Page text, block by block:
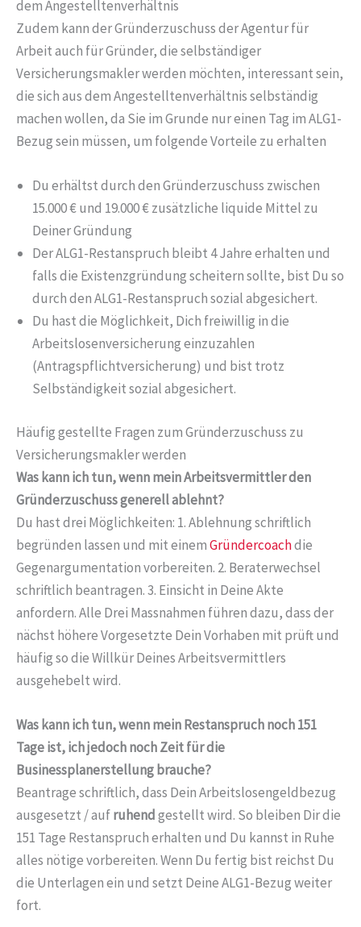
dem Angestelltenverhältnis
Zudem kann der Gründerzuschuss der Agentur für
Arbeit auch für Gründer, die selbständiger
Versicherungsmakler werden möchten, interessant sein,
die sich aus dem Angestelltenverhältnis selbständig
machen wollen, da Sie im Grunde nur einen Tag im ALG1-
Bezug sein müssen, um folgende Vorteile zu erhalten
Du erhältst durch den Gründerzuschuss zwischen
15.000 € und 19.000 € zusätzliche liquide Mittel zu
Deiner Gründung
Der ALG1-Restanspruch bleibt 4 Jahre erhalten und
falls die Existenzgründung scheitern sollte, bist Du so
durch den ALG1-Restanspruch sozial abgesichert.
Du hast die Möglichkeit, Dich freiwillig in die
Arbeitslosenversicherung einzuzahlen
(Antragspflichtversicherung) und bist trotz
Selbständigkeit sozial abgesichert.
Häufig gestellte Fragen zum Gründerzuschuss zu
Versicherungsmakler werden
Was kann ich tun, wenn mein Arbeitsvermittler den
Gründerzuschuss generell ablehnt?
Du hast drei Möglichkeiten: 1. Ablehnung schriftlich
begründen lassen und mit einemGründercoachdie
Gegenargumentation vorbereiten. 2. Beraterwechsel
schriftlich beantragen. 3. Einsicht in Deine Akte
anfordern. Alle Drei Massnahmen führen dazu, dass der
nächst höhere Vorgesetzte Dein Vorhaben mit prüft und
häufig so die Willkür Deines Arbeitsvermittlers
ausgehebelt wird.
Was kann ich tun, wenn mein Restanspruch noch 151
Tage ist, ich jedoch noch Zeit für die
Businessplanerstellung brauche?
Beantrage schriftlich, dass Dein Arbeitslosengeldbezug
ausgesetzt / aufruhendgestellt wird. So bleiben Dir die
151 Tage Restanspruch erhalten und Du kannst in Ruhe
alles nötige vorbereiten. Wenn Du fertig bist reichst Du
die Unterlagen ein und setzt Deine ALG1-Bezug weiter
fort.